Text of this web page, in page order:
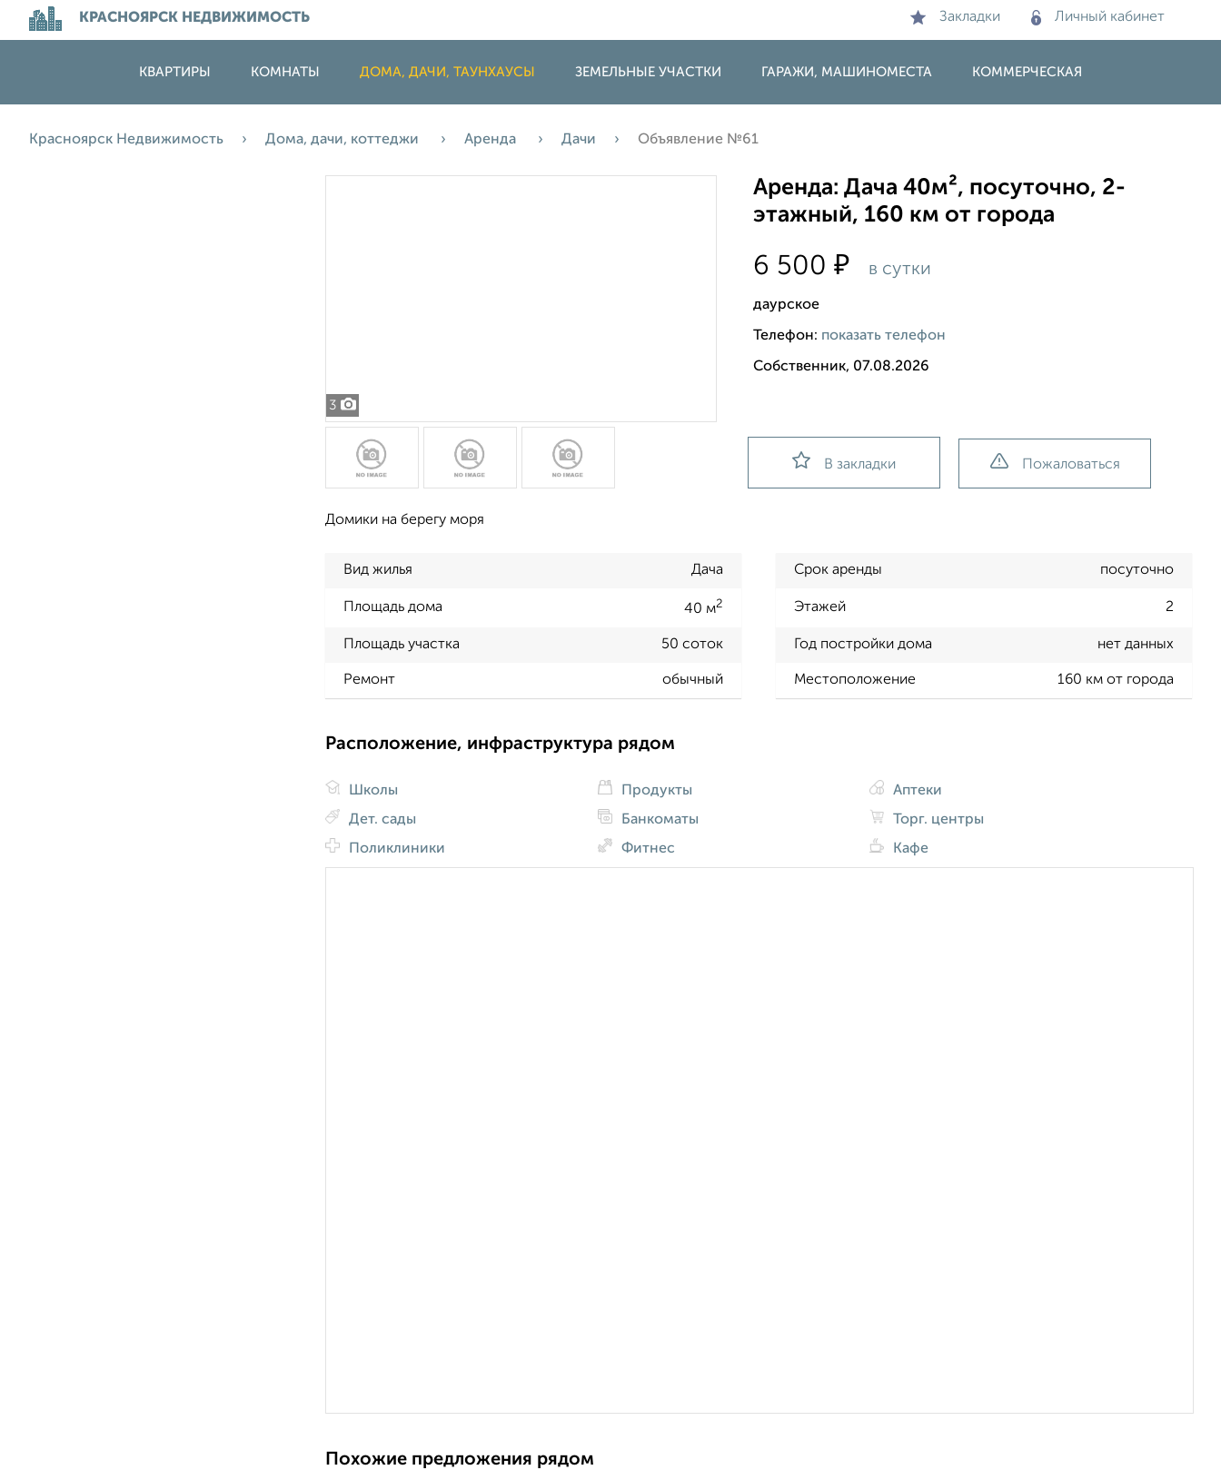
КРАСНОЯРСК НЕДВИЖИМОСТЬ Закладки Личный кабинет
КВАРТИРЫ КОМНАТЫ ДОМА, ДАЧИ, ТАУНХАУСЫ ЗЕМЕЛЬНЫЕ УЧАСТКИ ГАРАЖИ, МАШИНОМЕСТА КОММЕРЧЕСКАЯ
Красноярск Недвижимость Дома, дачи, коттеджи Аренда Дачи Объявление №61
3
Аренда: Дача 40м², посуточно, 2-
этажный, 160 км от города
6 500₽ в сутки
даурское
Телефон: показать телефон
Собственник, 07.08.2026
В закладки Пожаловаться
Домики на берегу моря
Вид жилья Дача Срок аренды посуточно
Площадь дома 40 м2 Этажей 2
Площадь участка 50 соток Год постройки дома нет данных
Ремонт обычный Местоположение 160 км от города
Расположение, инфраструктура рядом
Школы
Дет. сады
Поликлиники
Продукты
Банкоматы
Фитнес
Аптеки
Торг. центры
Кафе
Похожие предложения рядом